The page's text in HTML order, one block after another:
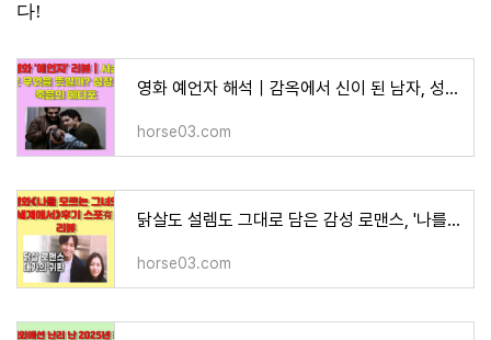
다!
영화 예언자 해석｜감옥에서 신이 된 남자, 성장과 해방의 상징을 읽다, 예언자의 침묵, 사슴, 그
horse03.com
닭살도 설렘도 그대로 담은 감성 로맨스, '나를 모르는 그녀의 세계에서' 후기
horse03.com